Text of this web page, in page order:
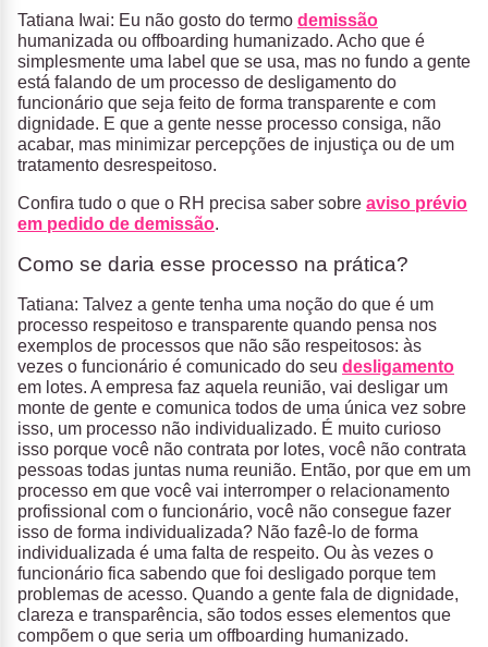
Tatiana Iwai: Eu não gosto do termo demissão
humanizada ou offboarding humanizado. Acho que é
simplesmente uma label que se usa, mas no fundo a gente
está falando de um processo de desligamento do
funcionário que seja feito de forma transparente e com
dignidade. E que a gente nesse processo consiga, não
acabar, mas minimizar percepções de injustiça ou de um
tratamento desrespeitoso.
Confira tudo o que o RH precisa saber sobre aviso prévio
em pedido de demissão.
Como se daria esse processo na prática?
Tatiana: Talvez a gente tenha uma noção do que é um
processo respeitoso e transparente quando pensa nos
exemplos de processos que não são respeitosos: às
vezes o funcionário é comunicado do seu desligamento
em lotes. A empresa faz aquela reunião, vai desligar um
monte de gente e comunica todos de uma única vez sobre
isso, um processo não individualizado. É muito curioso
isso porque você não contrata por lotes, você não contrata
pessoas todas juntas numa reunião. Então, por que em um
processo em que você vai interromper o relacionamento
profissional com o funcionário, você não consegue fazer
isso de forma individualizada? Não fazê-lo de forma
individualizada é uma falta de respeito. Ou às vezes o
funcionário fica sabendo que foi desligado porque tem
problemas de acesso. Quando a gente fala de dignidade,
clareza e transparência, são todos esses elementos que
compõem o que seria um offboarding humanizado.